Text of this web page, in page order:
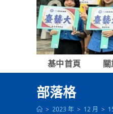
基中首頁
部落格
> 2023 年 > 12 月 >